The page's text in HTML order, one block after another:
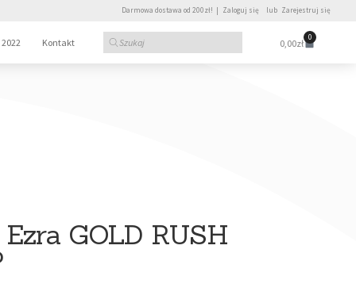
Darmowa dostawa od 200zł! | Zaloguj się lub Zarejestruj się
2022 Kontakt 0,00zł
0
Ezra GOLD RUSH